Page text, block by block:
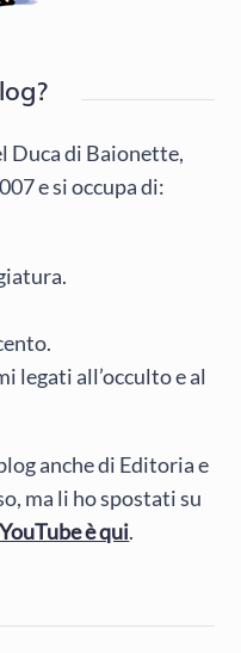
Duca di Baionette,
e si occupa di:
legati all’occulto e al
anche di Editoria e
ma li ho spostati su
è qui.